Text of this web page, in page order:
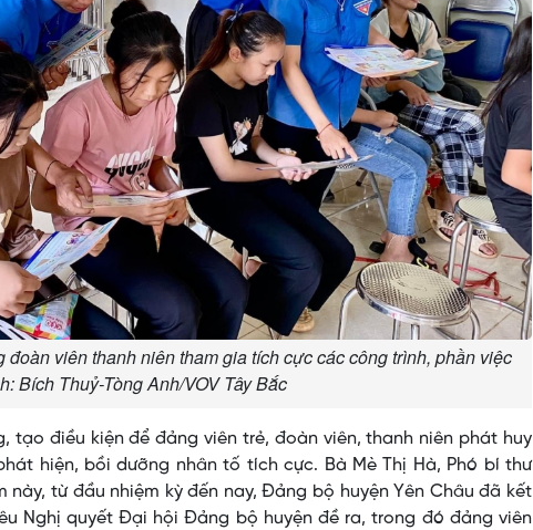
viên thanh niên tham gia tích cực các công trình, phần việc
Bích Thuỷ-Tòng Anh/VOV Tây Bắc
tạo điều kiện để đảng viên trẻ, đoàn viên, thanh niên phát huy
hiện, bồi dưỡng nhân tố tích cực. Bà Mè Thị Hà, Phó bí thư
này, từ đầu nhiệm kỳ đến nay, Đảng bộ huyện Yên Châu đã kết
Nghị quyết Đại hội Đảng bộ huyện đề ra, trong đó đảng viên